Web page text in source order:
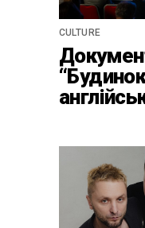
CULTURE